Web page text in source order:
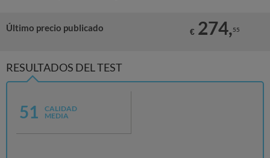
Último precio publicado € 274,55
RESULTADOS DEL TEST
51
CALIDAD
MEDIA